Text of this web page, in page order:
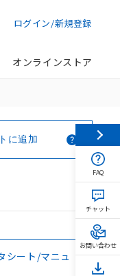
ログイン/新規登録
オンラインストア
に追加
シート/マニュ
FAQ
チャット
お問い合わせ